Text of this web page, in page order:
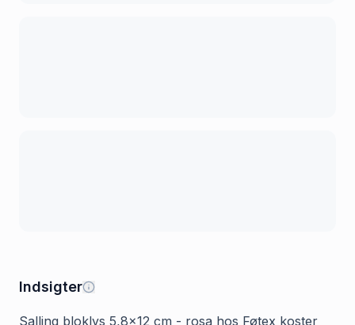
Indsigter
Salling bloklys 5,8x12 cm - rosa hos Føtex koster